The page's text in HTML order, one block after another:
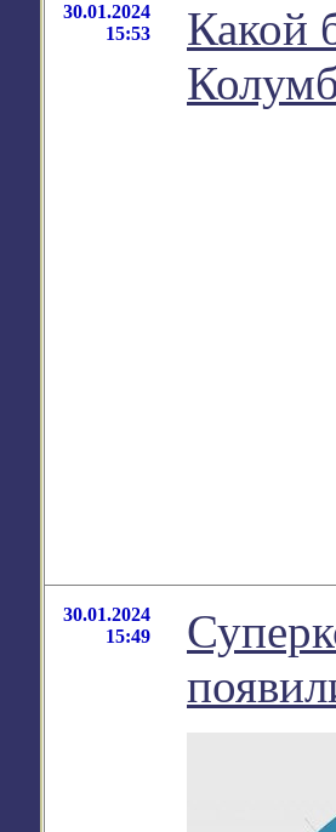
30.01.2024
15:53
Какой
30.01.2024
15:49